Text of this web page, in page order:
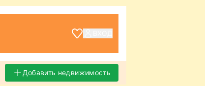
Добавить недвижимость